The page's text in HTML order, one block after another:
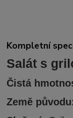
Kompletní
Salát s
Čistá
Země